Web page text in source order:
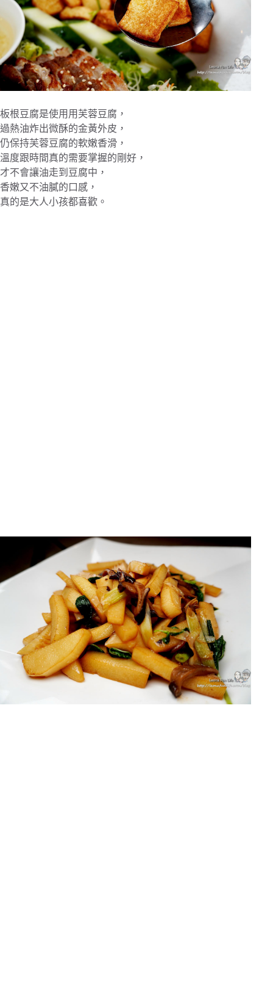
板根豆腐是使用用芙蓉豆腐，
過熱油炸出微酥的金黃外皮，
仍保持芙蓉豆腐的軟嫩香滑，
溫度跟時間真的需要掌握的剛好，
才不會讓油走到豆腐中，
香嫩又不油膩的口感，
真的是大人小孩都喜歡。